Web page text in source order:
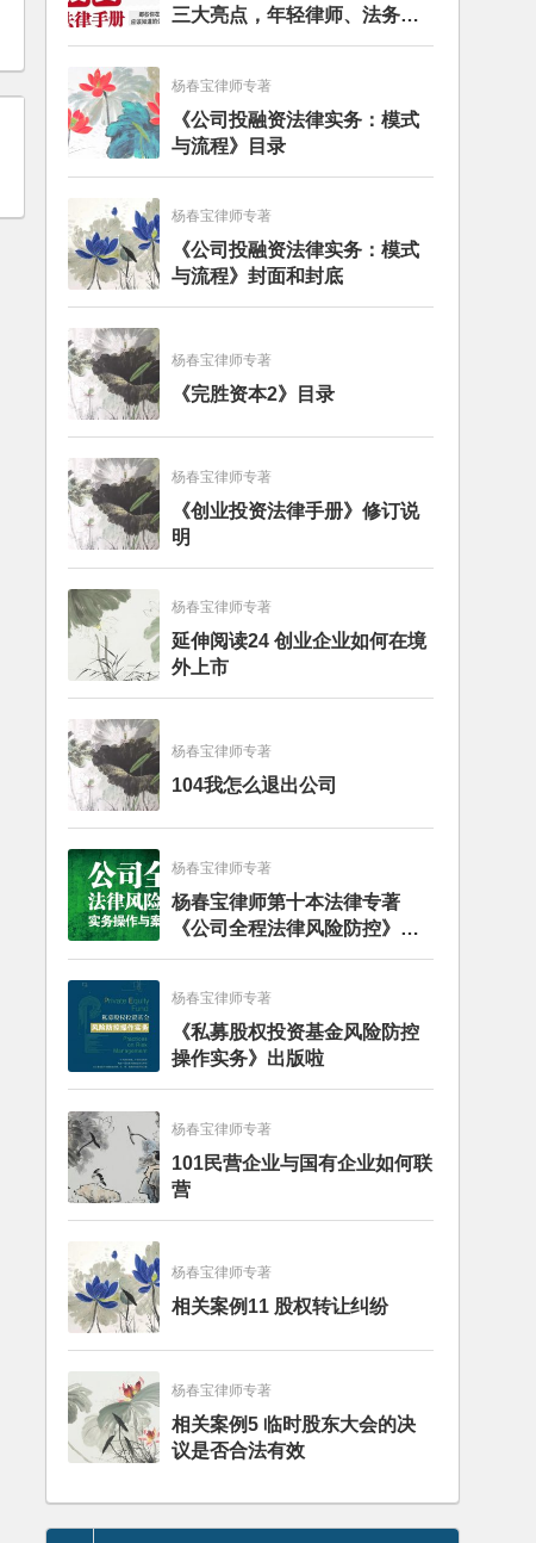
三大亮点，年轻律师、法务的
入门必读书籍
杨春宝律师专著
《公司投融资法律实务：模式
与流程》目录
杨春宝律师专著
《公司投融资法律实务：模式
与流程》封面和封底
杨春宝律师专著
《完胜资本2》目录
杨春宝律师专著
《创业投资法律手册》修订说
明
杨春宝律师专著
延伸阅读24 创业企业如何在境
外上市
杨春宝律师专著
104我怎么退出公司
杨春宝律师专著
杨春宝律师第十本法律专著
《公司全程法律风险防控》出
版
杨春宝律师专著
《私募股权投资基金风险防控
操作实务》出版啦
杨春宝律师专著
101民营企业与国有企业如何联
营
杨春宝律师专著
相关案例11 股权转让纠纷
杨春宝律师专著
相关案例5 临时股东大会的决
议是否合法有效